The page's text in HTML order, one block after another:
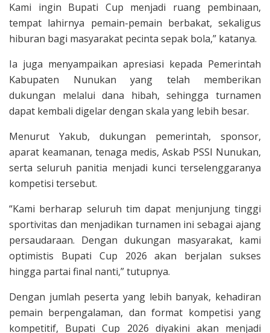
Kami ingin Bupati Cup menjadi ruang pembinaan,
tempat lahirnya pemain-pemain berbakat, sekaligus
hiburan bagi masyarakat pecinta sepak bola,” katanya.
Ia juga menyampaikan apresiasi kepada Pemerintah
Kabupaten Nunukan yang telah memberikan
dukungan melalui dana hibah, sehingga turnamen
dapat kembali digelar dengan skala yang lebih besar.
Menurut Yakub, dukungan pemerintah, sponsor,
aparat keamanan, tenaga medis, Askab PSSI Nunukan,
serta seluruh panitia menjadi kunci terselenggaranya
kompetisi tersebut.
“Kami berharap seluruh tim dapat menjunjung tinggi
sportivitas dan menjadikan turnamen ini sebagai ajang
persaudaraan. Dengan dukungan masyarakat, kami
optimistis Bupati Cup 2026 akan berjalan sukses
hingga partai final nanti,” tutupnya.
Dengan jumlah peserta yang lebih banyak, kehadiran
pemain berpengalaman, dan format kompetisi yang
kompetitif, Bupati Cup 2026 diyakini akan menjadi